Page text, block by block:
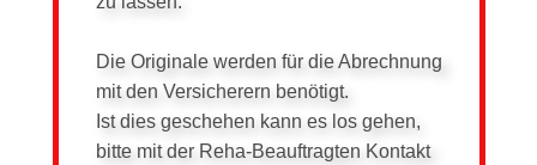
Die Originale werden für die Abrechnung
mit den Versicherern benötigt.
Ist dies geschehen kann es los gehen,
bitte mit der Reha-Beauftragten Kontakt